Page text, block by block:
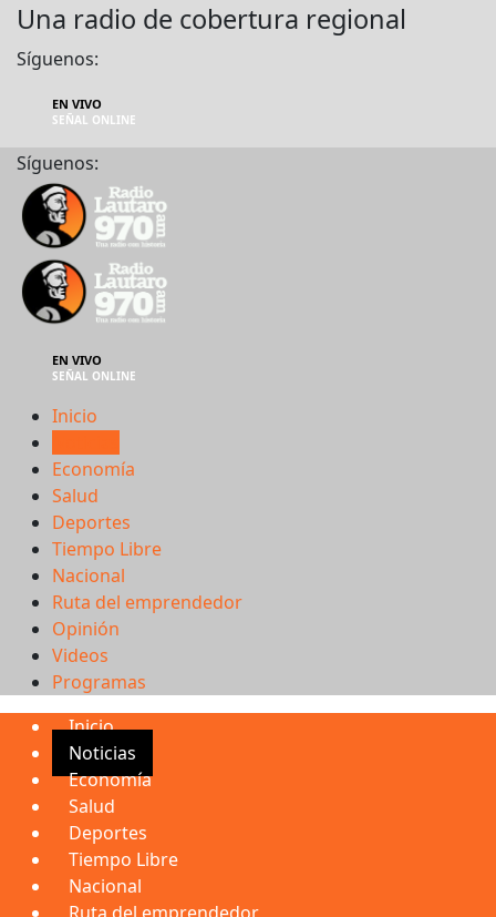
Una radio de cobertura regional
Síguenos:
EN VIVO
SEÑAL ONLINE
Síguenos:
EN VIVO
SEÑAL ONLINE
Inicio
Economía
Salud
Deportes
Tiempo Libre
Nacional
Ruta del emprendedor
Opinión
Videos
Programas
Inicio
Noticias
Economía
Salud
Deportes
Tiempo Libre
Nacional